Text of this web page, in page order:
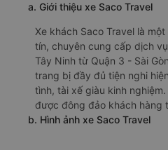
a. Giới thiệu xe Saco Travel
Xe khách Saco Travel là
tín, chuyên cung cấp dịch
Tây Ninh từ Quận 3 - Sài
trang bị đầy đủ tiện nghi
tình, tài xế giàu kinh
được đông đảo khách hàng
b. Hình ảnh xe Saco Travel